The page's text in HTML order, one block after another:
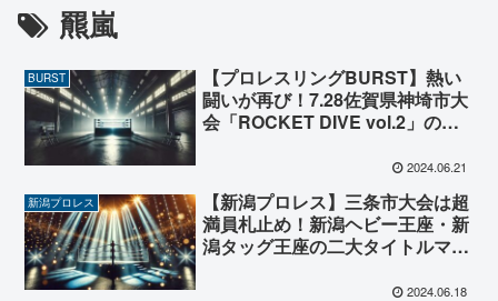
羆嵐
BURST
【プロレスリングBURST】熱い
闘いが再び！7.28佐賀県神埼市大
会「ROCKET DIVE vol.2」の参
2024.06.21
新潟プロレス
【新潟プロレス】三条市大会は超
満員札止め！新潟ヘビー王座・新
潟タッグ王座の二大タイトルマッ
2024.06.18